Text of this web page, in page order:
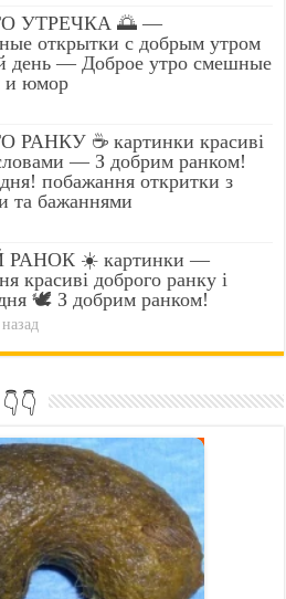
УТРЕЧКА 🌅 —
открытки с добрым утром
день — Доброе утро смешные
и юмор
РАНКУ ☕ картинки красиві
— З добрим ранком!
побажання откритки з
та бажаннями
РАНОК ☀️ картинки —
красиві доброго ранку і
🕊️ З добрим ранком!